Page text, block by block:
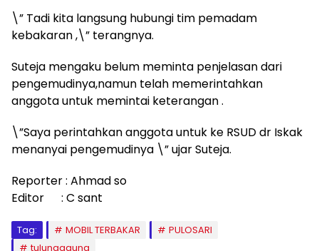
\” Tadi kita langsung hubungi tim pemadam
kebakaran ,\” terangnya.
Suteja mengaku belum meminta penjelasan dari
pengemudinya,namun telah memerintahkan
anggota untuk memintai keterangan .
\”Saya perintahkan anggota untuk ke RSUD dr Iskak
menanyai pengemudinya \” ujar Suteja.
Reporter : Ahmad so
Editor : C sant
Tag: MOBIL TERBAKAR
PULOSARI
tulungagung